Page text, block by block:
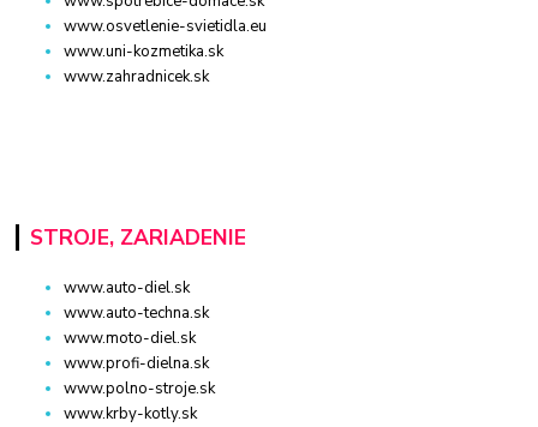
www.osvetlenie-svietidla.eu
www.uni-kozmetika.sk
www.zahradnicek.sk
STROJE, ZARIADENIE
www.auto-diel.sk
www.auto-techna.sk
www.moto-diel.sk
www.profi-dielna.sk
www.polno-stroje.sk
www.krby-kotly.sk